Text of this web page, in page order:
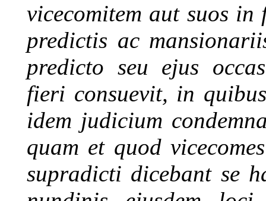
vicecomitem aut suos
predictis ac
predicto seu ejus
fieri consuevit, in
idem judicium
quam et quod
supradicti dicebant se